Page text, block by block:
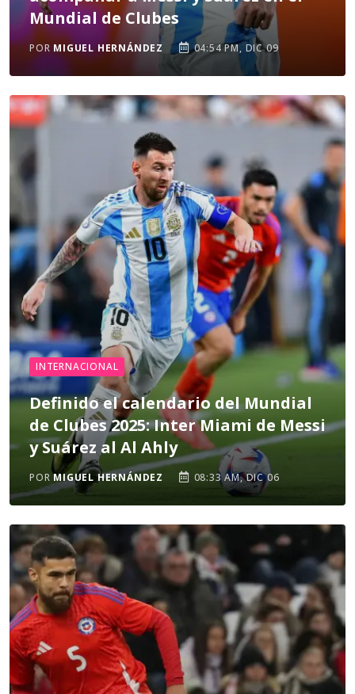
Mundial de Clubes
POR MIGUEL HERNÁNDEZ 04:54 PM, DIC 09
INTERNACIONAL
Definido el calendario del Mundial
de Clubes 2025: Inter Miami de Messi
y Suárez al Al Ahly
PORMIGUEL HERNÁNDEZ 08:33 AM, DIC 06